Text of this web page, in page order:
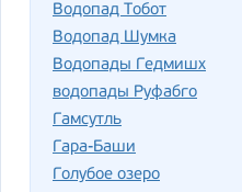
Водопад Тобот
Водопад Шумка
Водопады Гедмишх
водопады Руфабго
Гамсутль
Гара-Баши
Голубое озеро